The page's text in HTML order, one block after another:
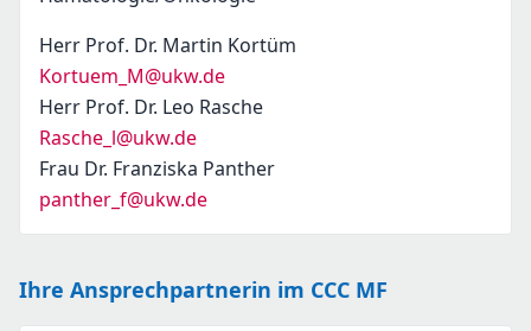
Herr Prof. Dr. Martin Kortüm
Kortuem_M@ukw.de
Herr Prof. Dr. Leo Rasche
Rasche_l@ukw.de
Frau Dr. Franziska Panther
panther_f@ukw.de
Ihre Ansprechpartnerin im CCC MF